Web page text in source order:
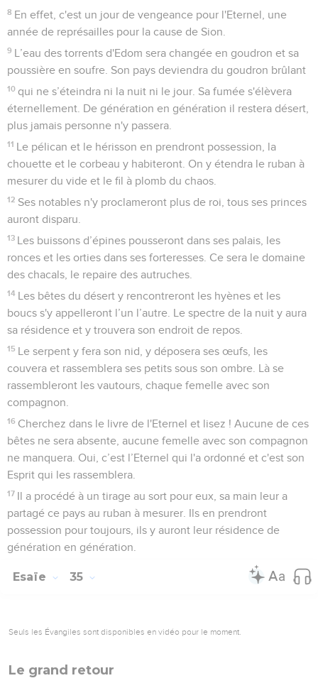
8 En effet, c'est un jour de vengeance pour l'Eternel, une
année de représailles pour la cause de Sion.
9 L’eau des torrents d'Edom sera changée en goudron et sa
poussière en soufre. Son pays deviendra du goudron brûlant
10 qui ne s’éteindra ni la nuit ni le jour. Sa fumée s'élèvera
éternellement. De génération en génération il restera désert,
plus jamais personne n'y passera.
11 Le pélican et le hérisson en prendront possession, la
chouette et le corbeau y habiteront. On y étendra le ruban à
mesurer du vide et le fil à plomb du chaos.
12 Ses notables n'y proclameront plus de roi, tous ses princes
auront disparu.
13 Les buissons d’épines pousseront dans ses palais, les
ronces et les orties dans ses forteresses. Ce sera le domaine
des chacals, le repaire des autruches.
14 Les bêtes du désert y rencontreront les hyènes et les
boucs s'y appelleront l’un l’autre. Le spectre de la nuit y aura
sa résidence et y trouvera son endroit de repos.
15 Le serpent y fera son nid, y déposera ses œufs, les
couvera et rassemblera ses petits sous son ombre. Là se
rassembleront les vautours, chaque femelle avec son
compagnon.
16 Cherchez dans le livre de l'Eternel et lisez ! Aucune de ces
bêtes ne sera absente, aucune femelle avec son compagnon
ne manquera. Oui, c’est l’Eternel qui l'a ordonné et c'est son
Esprit qui les rassemblera.
17 Il a procédé à un tirage au sort pour eux, sa main leur a
partagé ce pays au ruban à mesurer. Ils en prendront
possession pour toujours, ils y auront leur résidence de
génération en génération.
Esaïe 35
Seuls les Évangiles sont disponibles en vidéo pour le moment.
Le grand retour